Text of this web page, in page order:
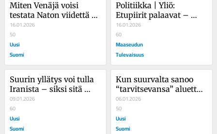
Miten Venäjä voisi
testata Naton viidettä
artiklaa Suomessa?
16.01.2026
50
Uusi
Suomi
Politiikka | Yliö:
Etupiirit palaavat –
Euroopan on herättävä
16.01.2026
60
Maaseudun
Tulevaisuus
Suurin yllätys voi tulla
Iranista – siksi sitä
kannattaa seurata
09.01.2026
60
Uusi
Suomi
Kun suurvalta sanoo
“tarvitsevansa” aluetta,
kansainvälinen
järjestys on koetuksella
06.01.2026
50
Uusi
Suomi